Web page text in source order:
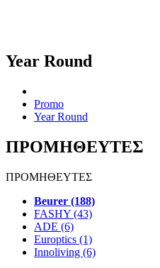
Year Round
Promo
Year Round
ΠΡΟΜΗΘΕΥΤΕΣ
ΠΡΟΜΗΘΕΥΤΕΣ
Beurer (188)
FASHY (43)
ADE (6)
Europtics (1)
Innoliving (6)